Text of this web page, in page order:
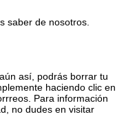
saber de nosotros.
así, podrás borrar tu
haciendo clic en
Para información
no dudes en visitar